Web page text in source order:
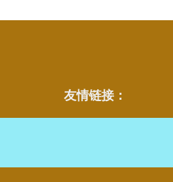
友情链接：